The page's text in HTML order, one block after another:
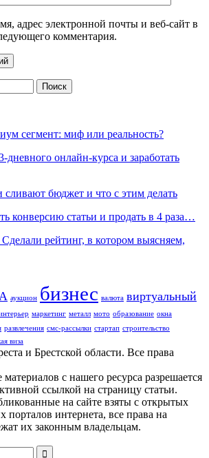
адрес электронной почты и веб-сайт в
комментария.
сегмент: миф или реальность?
дневного онлайн-курса и заработать
сливают бюджет и что с этим делать
конверсию статьи и продать в 4 раза…
рейтинг, в котором выясняем,
аукцион бизнес валюта виртуальный
маркетинг металл мото образование окна
развлечения смс-рассылки стартап строительство
виза
и Брестской области. Все права
с нашего ресурса разрешается
ссылкой на страницу статьи.
на сайте взяты с открытых
порталов интернета, все права на
их законным владельцам.